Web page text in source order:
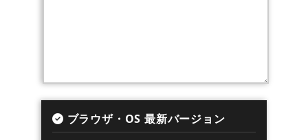
ブラウザ・OS 最新バージョン